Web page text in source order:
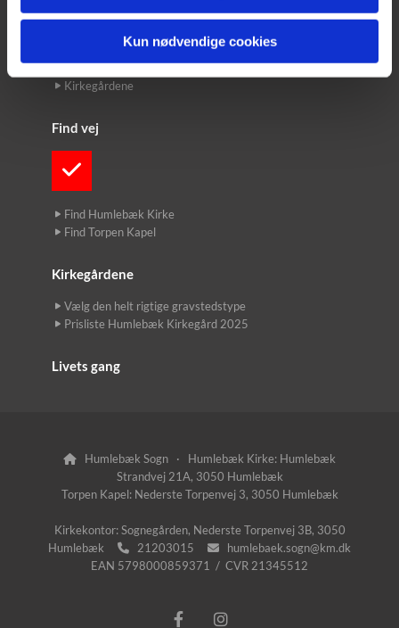
Kun nødvendige cookies
Kontakt
Kirkekontoret
Kirkegårdene
Find vej
Find Humlebæk Kirke
Find Torpen Kapel
Kirkegårdene
Vælg den helt rigtige gravstedstype
Prisliste Humlebæk Kirkegård 2025
Livets gang

Humlebæk Sogn · Humlebæk Kirke: Humlebæk
Strandvej 21A, 3050 Humlebæk
Torpen Kapel: Nederste Torpenvej 3, 3050 Humlebæk
Kirkekontor: Sognegården, Nederste Torpenvej 3B, 3050
Humlebæk
 21203015 
humlebaek.sogn@km.dk
EAN 5798000859371 / CVR 21345512